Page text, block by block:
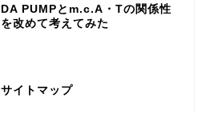
DA PUMPとm.c.A・Tの関係性
を改めて考えてみた
サイトマップ